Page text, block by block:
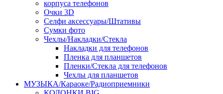
корпуса телефонов
Очки 3D
Селфи аксессуары/Штативы
Сумки фото
Чехлы/Накладки/Стекла
Накладки для телефонов
Пленка для планшетов
Пленки/Стекла для телефонов
Чехлы для планшетов
МУЗЫКА/Караоке/Радиоприемники